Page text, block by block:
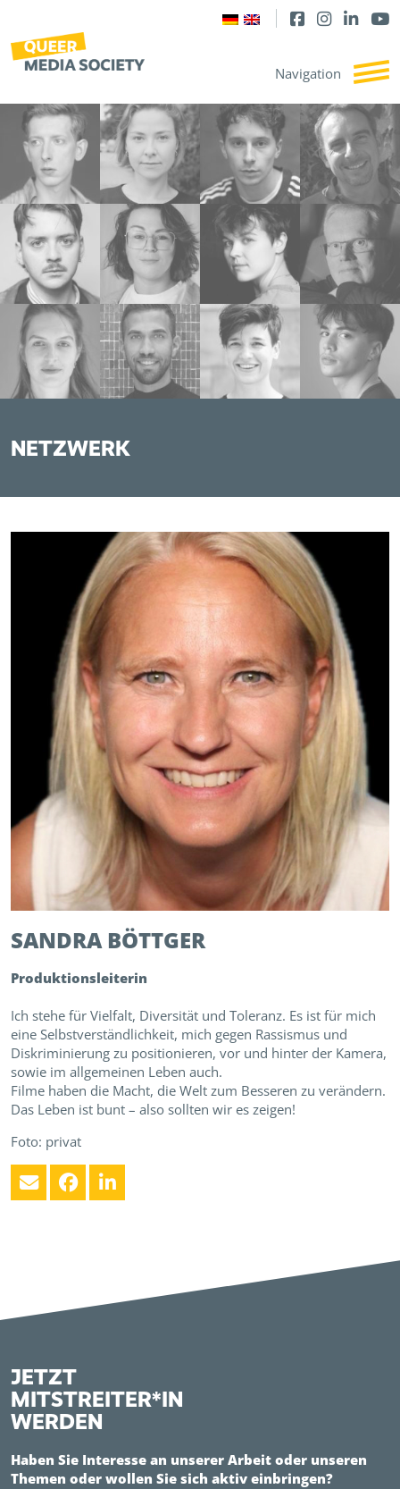
NETZWERK
SANDRA BÖTTGER
Produktionsleiterin
Ich stehe für Vielfalt, Diversität und Toleranz. Es ist für mich
eine Selbstverständlichkeit, mich gegen Rassismus und
Diskriminierung zu positionieren, vor und hinter der Kamera,
sowie im allgemeinen Leben auch.
Filme haben die Macht, die Welt zum Besseren zu verändern.
Das Leben ist bunt – also sollten wir es zeigen!
Foto: privat
JETZT
MITSTREITER*IN
WERDEN
Haben Sie Interesse an unserer Arbeit oder unseren
Themen oder wollen Sie sich aktiv einbringen?